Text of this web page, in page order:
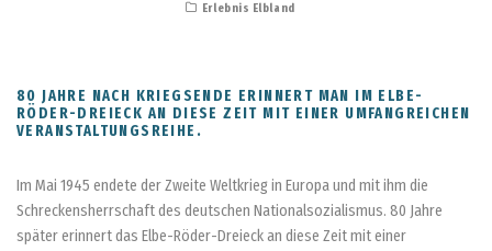
Erlebnis Elbland
80 JAHRE NACH KRIEGSENDE ERINNERT MAN IM ELBE-
RÖDER-DREIECK AN DIESE ZEIT MIT EINER UMFANGREICHEN
VERANSTALTUNGSREIHE.
Im Mai 1945 endete der Zweite Weltkrieg in Europa und mit ihm die
Schreckensherrschaft des deutschen Nationalsozialismus. 80 Jahre
später erinnert das Elbe-Röder-Dreieck an diese Zeit mit einer